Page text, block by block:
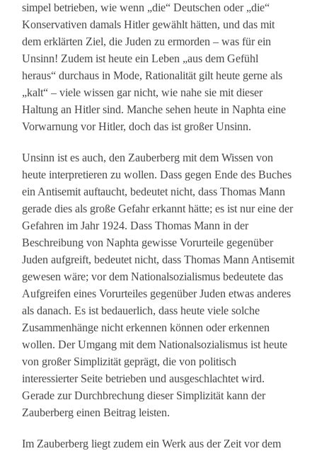
simpel betrieben, wie wenn „die“ Deutschen oder „die“
Konservativen damals Hitler gewählt hätten, und das mit
dem erklärten Ziel, die Juden zu ermorden – was für ein
Unsinn! Zudem ist heute ein Leben „aus dem Gefühl
heraus“ durchaus in Mode, Rationalität gilt heute gerne als
„kalt“ – viele wissen gar nicht, wie nahe sie mit dieser
Haltung an Hitler sind. Manche sehen heute in Naphta eine
Vorwarnung vor Hitler, doch das ist großer Unsinn.
Unsinn ist es auch, den Zauberberg mit dem Wissen von
heute interpretieren zu wollen. Dass gegen Ende des Buches
ein Antisemit auftaucht, bedeutet nicht, dass Thomas Mann
gerade dies als große Gefahr erkannt hätte; es ist nur eine der
Gefahren im Jahr 1924. Dass Thomas Mann in der
Beschreibung von Naphta gewisse Vorurteile gegenüber
Juden aufgreift, bedeutet nicht, dass Thomas Mann Antisemit
gewesen wäre; vor dem Nationalsozialismus bedeutete das
Aufgreifen eines Vorurteiles gegenüber Juden etwas anderes
als danach. Es ist bedauerlich, dass heute viele solche
Zusammenhänge nicht erkennen können oder erkennen
wollen. Der Umgang mit dem Nationalsozialismus ist heute
von großer Simplizität geprägt, die von politisch
interessierter Seite betrieben und ausgeschlachtet wird.
Gerade zur Durchbrechung dieser Simplizität kann der
Zauberberg einen Beitrag leisten.
Im Zauberberg liegt zudem ein Werk aus der Zeit vor dem